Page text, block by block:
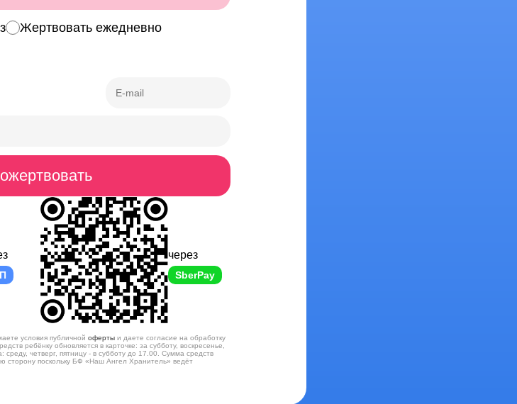
Жертвовать ежедневно
через
SberPay
условия публичной офертыи даете согласие на обработку
ребёнку обновляется в карточке: за субботу, воскресенье,
среду, четверг, пятницу - в субботу до 17.00. Сумма средств
сторону поскольку БФ «Наш Ангел Хранитель» ведёт